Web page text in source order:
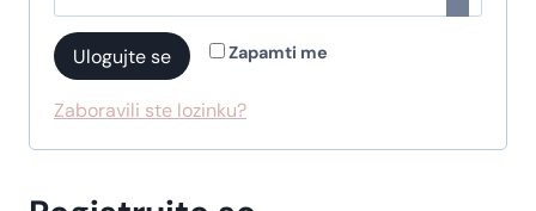
a
v
e
z
Zapamti me
Ulogujte se
Zaboravili ste lozinku?